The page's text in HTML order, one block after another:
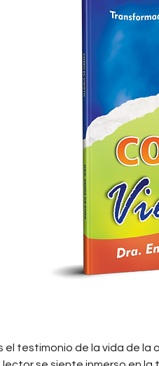
el testimonio de la vida de la